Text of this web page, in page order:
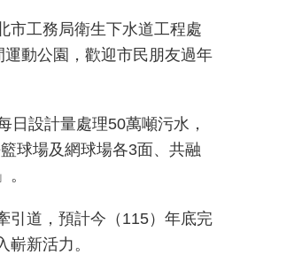
市工務局衛生下水道工程處
動公園，歡迎市民朋友過年
設計量處理50萬噸污水，
球場及網球場各3面、共融
引道，預計今（115）年底完
新活力。